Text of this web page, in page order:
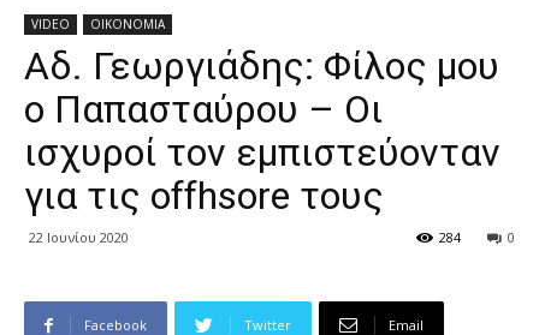
ΜΝΗΜΗΣ
VIDEO ΟΙΚΟΝΟΜΙΑ
Αδ. Γεωργιάδης: Φίλος μου
ο Παπασταύρου – Οι
ισχυροί τον εμπιστεύονταν
για τις offhsore τους
22 Ιουνίου 2020 0
284
Facebook Twitter Email